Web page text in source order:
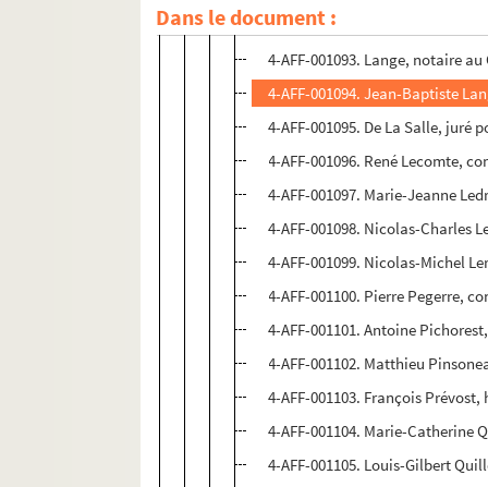
Dans le document :4-AFF-001092. Chrétien-
4-AFF-001093. Lange, notaire
4-AFF-001094. Jean-Baptiste
4-AFF-001095. De La Salle, juré
4-AFF-001096. René Lecomte,
4-AFF-001097. Marie-Jeanne
4-AFF-001098. Nicolas-Charles
4-AFF-001099. Nicolas-Michel
4-AFF-001100. Pierre Pegerre,
4-AFF-001101. Antoine
4-AFF-001102. Matthieu
4-AFF-001103. François
4-AFF-001104. Marie-Catherine
4-AFF-001105. Louis-Gilbert